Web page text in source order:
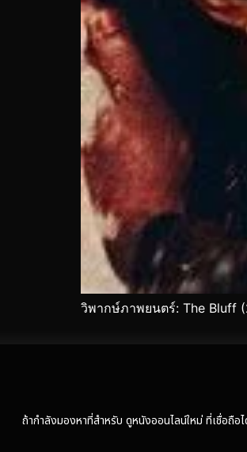
วิพากษ์ภาพยนตร์: The Bluff
ถ้ากำลังมองหาที่สำหรับ ดูหนังออนไลน์ใหม่ ที่เชื่อถือ